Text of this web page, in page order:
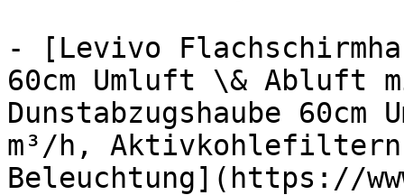
- [Levivo
60cm Umluft \& Abluft
Dunstabzugshaube
m³/h,
Beleuchtung](https://